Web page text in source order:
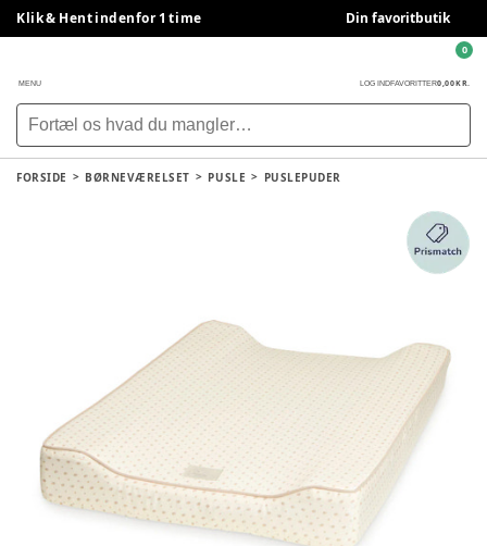
Klik & Hent indenfor 1 time Din favoritbutik
MENU LOG INDFAVORITTER0,00 KR.
0
FORSIDE BØRNEVÆRELSET PUSLE PUSLEPUDER